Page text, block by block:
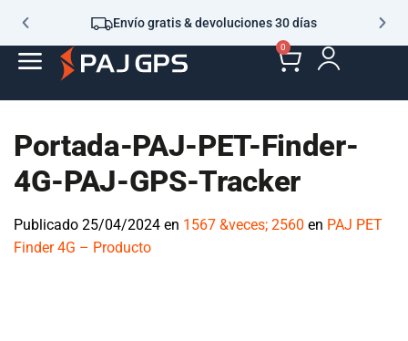
Envío gratis & devoluciones 30 días
0
Portada-PAJ-PET-Finder-
4G-PAJ-GPS-Tracker
Publicado25/04/2024en 1567 &veces; 2560enPAJ PET Finder
4G – Producto